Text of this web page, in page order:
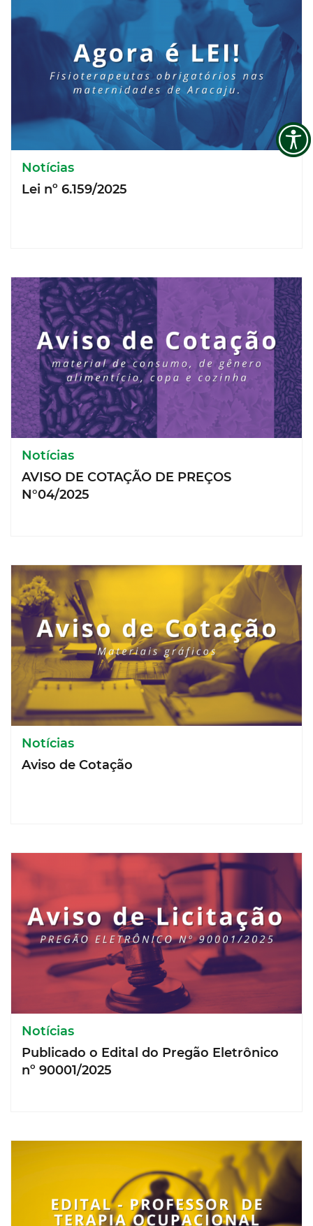
Notícias
Lei nº 6.159/2025
Notícias
AVISO DE COTAÇÃO DE PREÇOS
N°04/2025
Notícias
Aviso de Cotação
Notícias
Publicado o Edital do Pregão Eletrônico
nº 90001/2025